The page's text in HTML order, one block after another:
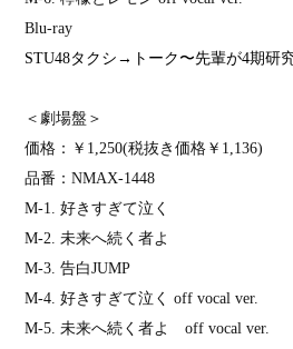
Blu-ray
STU48タクシ→トーク〜先輩が4期研
＜劇場盤＞
価格：￥ 1,250(税抜き価格￥ 1,136)
品番：NMAX-1448
M-1.好きすぎて泣く
M-2.未来へ続く者よ
M-3. 告白JUMP
M-4.好きすぎて泣くoff vocal ver.
M-5.未来へ続く者よoff vocal ver.